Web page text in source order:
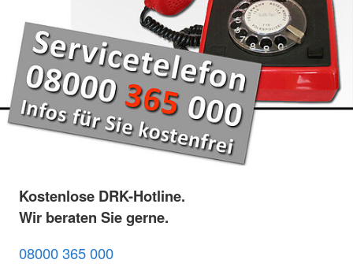
Kostenlose DRK-Hotline.
Wir beraten Sie gerne.
08000 365 000